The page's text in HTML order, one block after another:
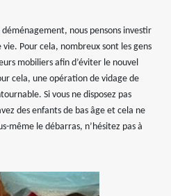
nous pensons investir
Pour cela, nombreux sont les gens
mobiliers afin d’éviter le nouvel
cela, une opération de vidage de
Si vous ne disposez pas
des enfants de bas âge et cela ne
même le débarras, n’hésitez pas à